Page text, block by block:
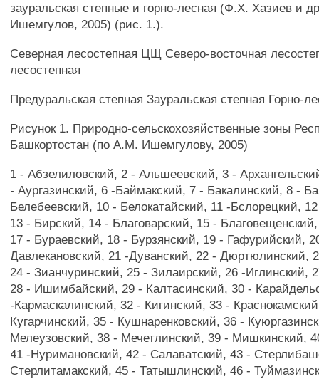
зауральская степные и горно-лесная (Ф.Х. Хазиев и
Ишемгулов, 2005) (рис. 1.).
Северная лесостепная ЦЩ Северо-восточная
лесостепная
Предуральская степная Зауральская степная Горно-
Рисунок 1. Природно-сельскохозяйственные зоны
Башкортостан (по А.М. Ишемгулову, 2005)
1 - Абзелиловский, 2 - Альшеевский, 3 -
- Аургазинский, 6 -Баймакский, 7 - Бакалинский, 8 -
Белебеевский, 10 - Белокатайский, 11 -Бслорецкий,
13 - Бирский, 14 - Благоварский, 15 -
17 - Бураевский, 18 - Бурзянский, 19 - Гафурийский,
Давлекановский, 21 -Дуванский, 22 - Дюртюлинский,
24 - Зианчуринский, 25 - Зилаирский, 26 -Иглинский,
28 - Ишимбайский, 29 - Калтасинский, 30 -
-Кармаскалинский, 32 - Кигинский, 33 -
Кугарчинский, 35 - Кушнаренковский, 36 -
Мелеузовский, 38 - Мечетлинский, 39 - Мишкинский,
41 -Нуримановский, 42 - Салаватский, 43 -
Стерлитамакский, 45 - Татышлинский, 46 -